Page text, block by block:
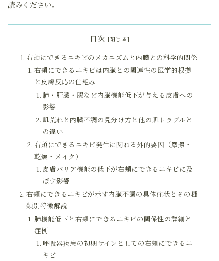
読みください。
目次
右頬にできるニキビのメカニズムと内臓との科学的関係
右頬にできるニキビは内臓との関連性の医学的根拠
と皮膚反応の仕組み
肺・肝臓・腸など内臓機能低下が与える皮膚への
影響
肌荒れと内臓不調の見分け方と他の肌トラブルと
の違い
右頬にできるニキビ発生に関わる外的要因（摩擦・
乾燥・メイク）
皮膚バリア機能の低下が右頬にできるニキビに及
ぼす影響
右頬にできるニキビが示す内臓不調の具体症状とその種
類別特徴解説
肺機能低下と右頬にできるニキビの関係性の詳細と
症例
呼吸器疾患の初期サインとしての右頬にできるニ
キビ